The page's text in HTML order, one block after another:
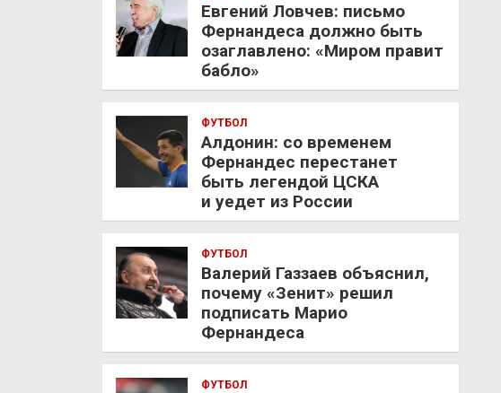
Евгений Ловчев: письмо
Фернандеса должно быть
озаглавлено: «Миром правит
бабло»
ФУТБОЛ
Алдонин: со временем
Фернандес перестанет
быть легендой ЦСКА
и уедет из России
ФУТБОЛ
Валерий Газзаев объяснил,
почему «Зенит» решил
подписать Марио
Фернандеса
ФУТБОЛ